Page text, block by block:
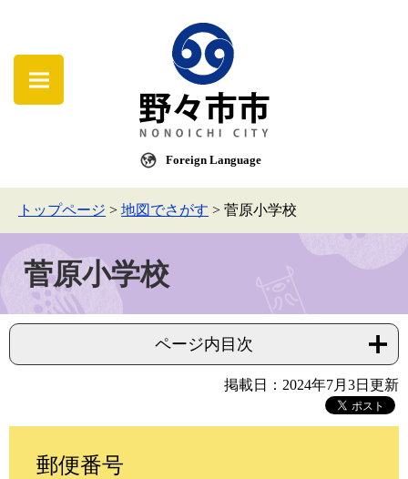
Foreign Language
トップページ > 地図でさがす > 菅原小学校
菅原小学校
ページ内目次
掲載日：2024年7月3日更新
郵便番号